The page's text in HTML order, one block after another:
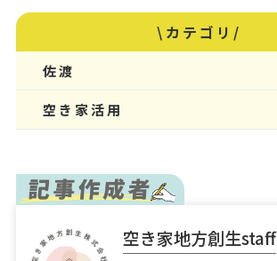
\カテゴリ/
佐渡
空き家活用
空き家地方創生staff